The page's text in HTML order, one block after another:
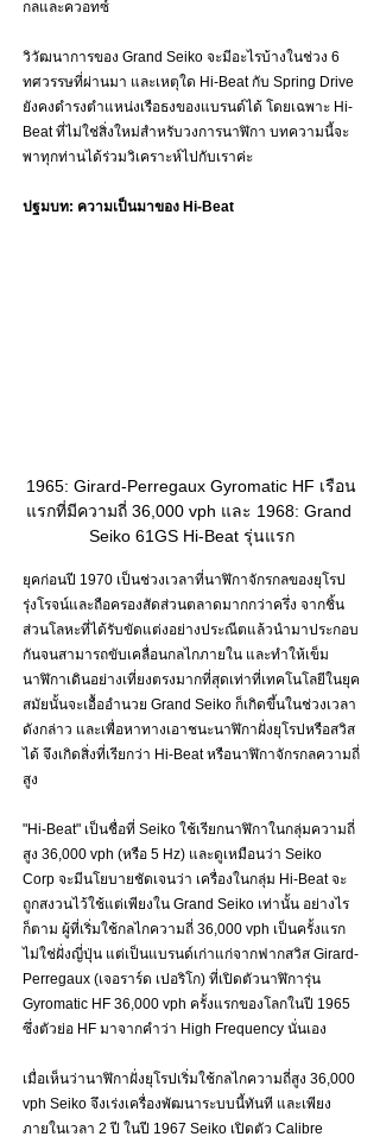
กลและควอทซ์
วิวัฒนาการของ Grand Seiko จะมีอะไรบ้างในช่วง 6
ทศวรรษที่ผ่านมา และเหตุใด Hi-Beat กับ Spring Drive
ยังคงดำรงตำแหน่งเรือธงของแบรนด์ได้ โดยเฉพาะ Hi-
Beat ที่ไม่ใช่สิ่งใหม่สำหรับวงการนาฬิกา บทความนี้จะ
พาทุกท่านได้ร่วมวิเคราะห์ไปกับเราค่ะ
ปฐมบท: ความเป็นมาของ Hi-Beat
1965: Girard-Perregaux Gyromatic HF เรือน
แรกที่มีความถี่ 36,000 vph และ 1968: Grand
Seiko 61GS Hi-Beat รุ่นแรก
ยุคก่อนปี 1970 เป็นช่วงเวลาที่นาฬิกาจักรกลของยุโรป
รุ่งโรจน์และถือครองสัดส่วนตลาดมากกว่าครึ่ง จากชิ้น
ส่วนโลหะที่ได้รับขัดแต่งอย่างประณีตแล้วนำมาประกอบ
กันจนสามารถขับเคลื่อนกลไกภายใน และทำให้เข็ม
นาฬิกาเดินอย่างเที่ยงตรงมากที่สุดเท่าที่เทคโนโลยีในยุค
สมัยนั้นจะเอื้ออำนวย Grand Seiko ก็เกิดขึ้นในช่วงเวลา
ดังกล่าว และเพื่อหาทางเอาชนะนาฬิกาฝั่งยุโรปหรือสวิส
ได้ จึงเกิดสิ่งที่เรียกว่า Hi-Beat หรือนาฬิกาจักรกลความถี่
สูง
"Hi-Beat" เป็นชื่อที่ Seiko ใช้เรียกนาฬิกาในกลุ่มความถี่
สูง 36,000 vph (หรือ 5 Hz) และดูเหมือนว่า Seiko
Corp จะมีนโยบายชัดเจนว่า เครื่องในกลุ่ม Hi-Beat จะ
ถูกสงวนไว้ใช้แต่เพียงใน Grand Seiko เท่านั้น อย่างไร
ก็ตาม ผู้ที่เริ่มใช้กลไกความถี่ 36,000 vph เป็นครั้งแรก
ไม่ใช่ฝั่งญี่ปุ่น แต่เป็นแบรนด์เก่าแก่จากฟากสวิส Girard-
Perregaux (เจอราร์ด เปอริโก) ที่เปิดตัวนาฬิการุ่น
Gyromatic HF 36,000 vph ครั้งแรกของโลกในปี 1965
ซึ่งตัวย่อ HF มาจากคำว่า High Frequency นั่นเอง
เมื่อเห็นว่านาฬิกาฝั่งยุโรปเริ่มใช้กลไกความถี่สูง 36,000
vph Seiko จึงเร่งเครื่องพัฒนาระบบนี้ทันที และเพียง
ภายในเวลา 2 ปี ในปี 1967 Seiko เปิดตัว Calibre